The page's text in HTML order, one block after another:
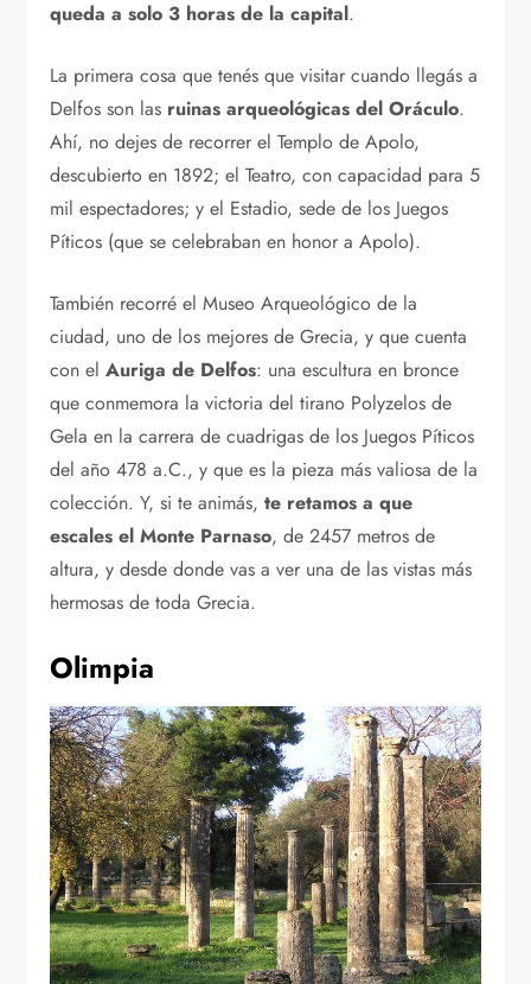
queda a solo 3 horas de la capital.
La primera cosa que tenés que visitar cuando llegás a
Delfos son las ruinas arqueológicas del Oráculo.
Ahí, no dejes de recorrer el Templo de Apolo,
descubierto en 1892; el Teatro, con capacidad para 5
mil espectadores; y el Estadio, sede de los Juegos
Píticos (que se celebraban en honor a Apolo).
También recorré el Museo Arqueológico de la
ciudad, uno de los mejores de Grecia, y que cuenta
con elAuriga de Delfos: una escultura en bronce
que conmemora la victoria del tirano Polyzelos de
Gela en la carrera de cuadrigas de los Juegos Píticos
del año 478 a.C., y que es la pieza más valiosa de la
colección. Y, si te animás,te retamos a que
escales el Monte Parnaso, de 2457 metros de
altura, y desde donde vas a ver una de las vistas más
hermosas de toda Grecia.
Olimpia